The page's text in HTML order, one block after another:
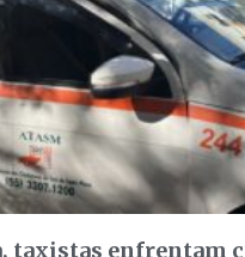
taxistas enfrentam